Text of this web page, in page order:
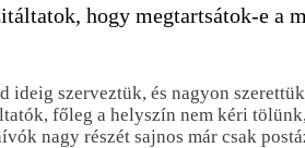
hogy megtartsátok-e
szerveztük, és nagyon
főleg a helyszín nem kéri
nagy részét sajnos már csak